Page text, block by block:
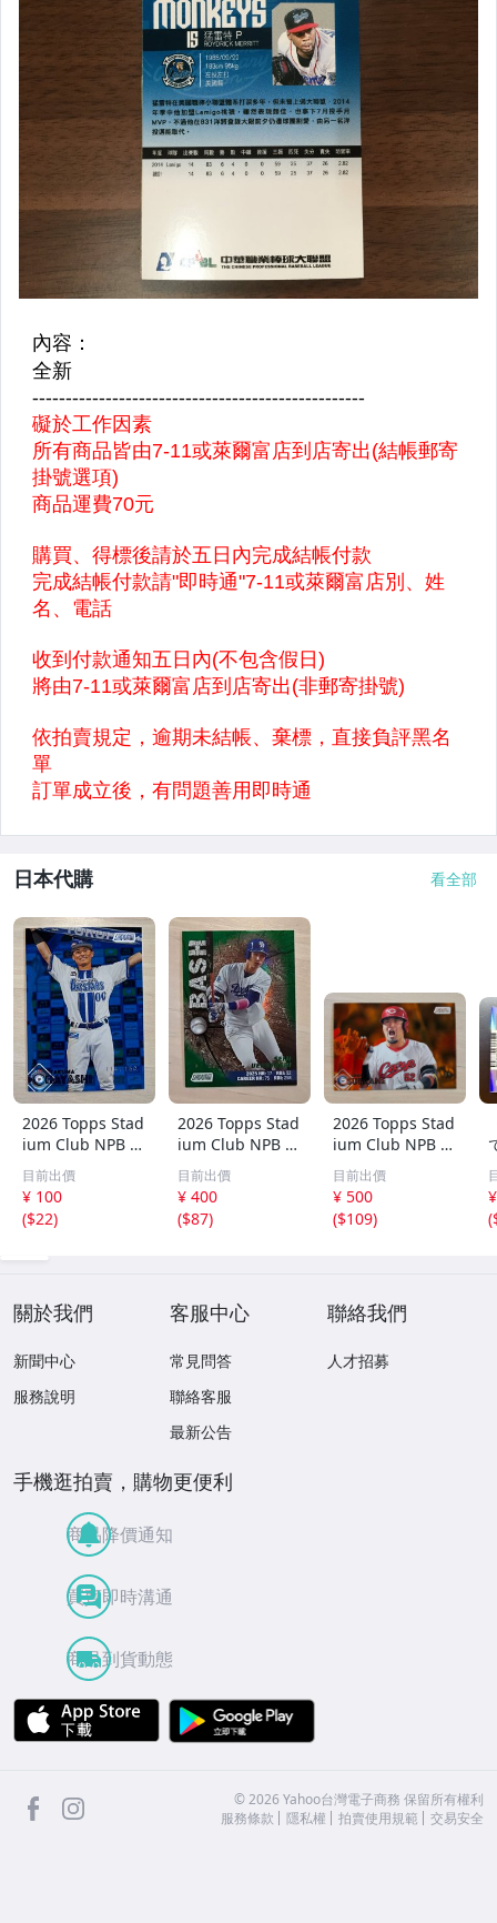
日本代購 看全部
2026 Topps Stad
ium Club NPB 林
琢真 横浜DeNAベ
イスターズ 150枚
限定 シリアルカ
ード
目前出價
¥ 100
($22)
2026 Topps Stad
ium Club NPB 上
林誠知 BASH 99
シリ パラレルカ
ード 中日ドラゴ
ンズ
目前出價
¥ 400
($87)
2026 Topps Stad
ium Club NPB 広
島東洋カープ 末
包昇大 25枚限定
パラレル
目前出價
¥ 500
($109)
(
關於我們
新聞中心
服務說明
客服中心
常見問答
聯絡客服
最新公告
聯絡我們
人才招募
手機逛拍賣，購物更便利
商品降價通知
買賣即時溝通
商品到貨動態
APP Store
facebook ©2026 Yahoo台灣電子商務 保留所有權利
服務條款
隱私權 拍賣使用規範 交易安全